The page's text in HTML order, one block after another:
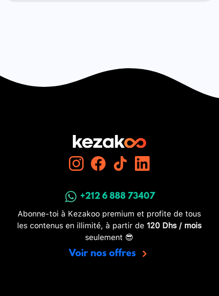
+212 6 888 73407
Abonne-toi à Kezakoo premium et profite de tous
les contenus en illimité, à partir de 120 Dhs / mois
seulement 😎
Voir nos offres